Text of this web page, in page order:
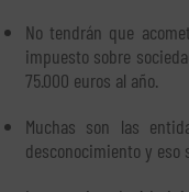
No tendrán que
impuesto sobre
75.000 euros al año.
Muchas son las
desconocimiento y